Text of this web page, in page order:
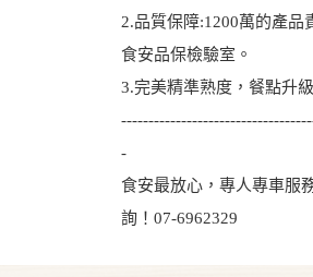
2.品質保障:1200萬的產品
食安品保檢驗室。
3.完美精準熟度，餐點升級
-
食安最放心，專人專車服
詢！07-6962329